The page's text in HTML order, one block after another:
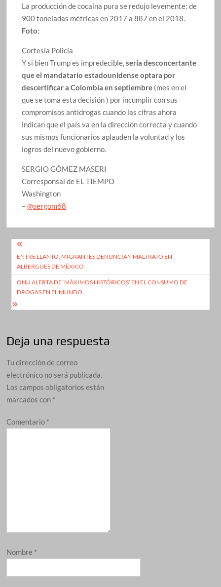
La producción de cocaína pura se redujo levemente: de
900 toneladas métricas en 2017 a 887 en el 2018.
Foto:
Cortesía Policía
Y si bien Trump es impredecible,sería desconcertante
que el mandatario estadounidense optara por
descertificar a Colombia en septiembre (mes en el
que se toma esta decisión ) por incumplir con sus
compromisos antidrogas cuando las cifras ahora
indican que el país va en la dirección correcta y cuando
sus mismos funcionarios aplauden la voluntad y los
logros del nuevo gobierno.
SERGIO GÓMEZ MASERI
Corresponsal de EL TIEMPO
Washington
–@sergom68
Navegación
de
entradas
ENTRE LLANTO, MIGRANTES DENUNCIAN MALTRATO EN
ALBERGUES DE MÉXICO
ONU ALERTA DE ‘MÁXIMOS HISTÓRICOS’ EN EL CONSUMO DE
DROGAS EN EL MUNDO
Deja una respuesta
Tu dirección de correo
electrónico no será publicada.
Los campos obligatorios están
marcados con *
Comentario *
Nombre *